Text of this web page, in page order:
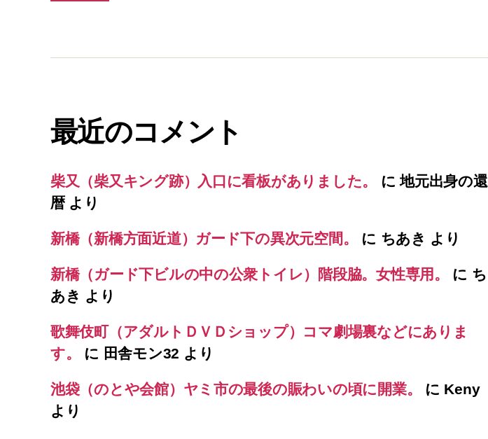
最近のコメント
柴又（柴又キング跡）入口に看板がありました。 に地元出身の還
暦より
新橋（新橋方面近道）ガード下の異次元空間。 に ちあき より
新橋（ガード下ビルの中の公衆トイレ）階段脇。女性専用。 に ち
あき より
歌舞伎町（アダルトＤＶＤショップ）コマ劇場裏などにありま
す。
に 田舎モン32 より
池袋（のとや会館）ヤミ市の最後の賑わいの頃に開業。 に Keny
より